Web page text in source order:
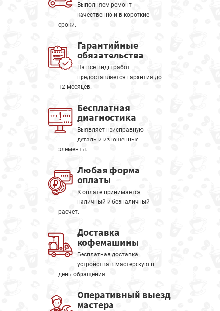
Выполняем ремонт
качественно и в короткие
сроки.
Гарантийные
обязательства
На все виды работ
предоставляется гарантия до
12 месяцев.
Бесплатная
диагностика
Выявляет неисправную
деталь и изношенные
элементы.
Любая форма
оплаты
К оплате принимается
наличный и безналичный
расчет.
Доставка
кофемашины
Бесплатная доставка
устройства в мастерскую в
день обращения.
Оперативный выезд
мастера